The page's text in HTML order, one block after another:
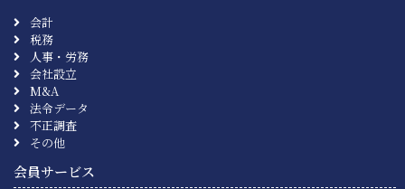
会計
税務
人事・労務
会社設立
M&A
法令データ
不正調査
その他
会員サービス